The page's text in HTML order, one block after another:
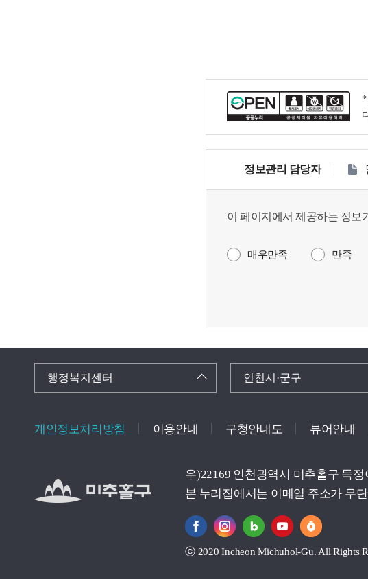
*
정보관리 담당자
이 페이지에서 제공하는 정보
매우만족 만족
행정복지센터 인천시·군구
개인정보처리방침 이용안내 구청안내도 뷰어안내
우)22169 인천광역시 미추홀구 독정
본 누리집에서는 이메일 주소가 무
ⓒ 2020 Incheon Michuhol-Gu. All Rights